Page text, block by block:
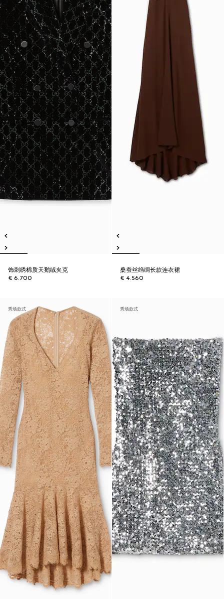
饰刺绣棉质天鹅绒夹克
€ 6.700
桑蚕丝绉绸长款连衣裙
€ 4.560
秀场款式 秀场款式